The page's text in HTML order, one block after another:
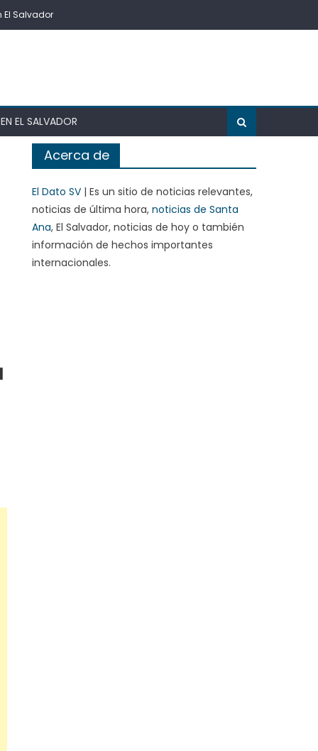
El Salvador
EL SALVADOR
Acerca de
El Dato SV | Es un sitio de noticias relevantes,
noticias de última hora,noticias de Santa
Ana, El Salvador, noticias de hoy o también
información de hechos importantes
internacionales.